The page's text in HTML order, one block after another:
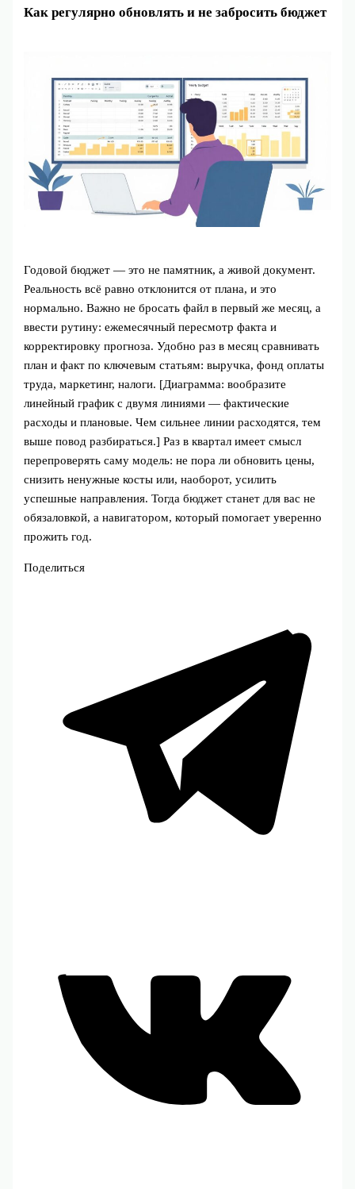
Как регулярно обновлять и не забросить бюджет
Годовой бюджет — это не памятник, а живой документ.
Реальность всё равно отклонится от плана, и это
нормально. Важно не бросать файл в первый же месяц, а
ввести рутину: ежемесячный пересмотр факта и
корректировку прогноза. Удобно раз в месяц сравнивать
план и факт по ключевым статьям: выручка, фонд оплаты
труда, маркетинг, налоги. [Диаграмма: вообразите
линейный график с двумя линиями — фактические
расходы и плановые. Чем сильнее линии расходятся, тем
выше повод разбираться.] Раз в квартал имеет смысл
перепроверять саму модель: не пора ли обновить цены,
снизить ненужные косты или, наоборот, усилить
успешные направления. Тогда бюджет станет для вас не
обязаловкой, а навигатором, который помогает уверенно
прожить год.
Поделиться